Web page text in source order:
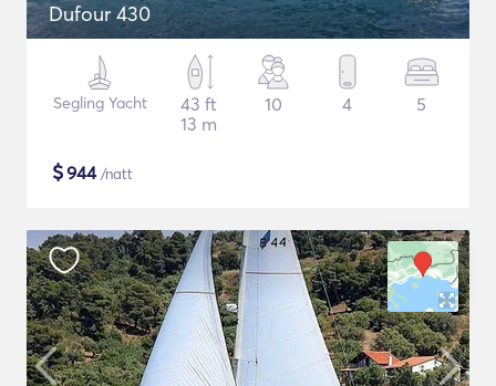
Dufour 430
Segling Yacht
43 ft
13 m
10 4 5
$944/natt